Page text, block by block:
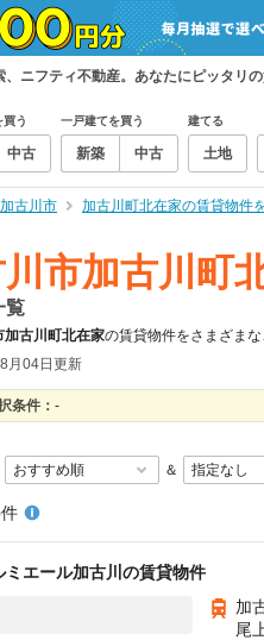
ニフティ不動産。あなたにピッタリ
う
中古
一戸建てを買う
新築 中古
建てる
土地
加古川市 加古川町北在家の賃貸物件
市加古川町
覧
加古川町北在家の賃貸物件をさまざま
月04日更新
条件： -
＆
件
ミエール加古川の賃貸物件
加
尾